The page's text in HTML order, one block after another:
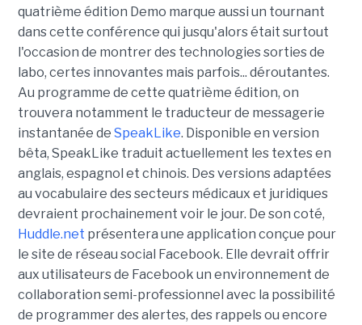
quatrième édition Demo marque aussi un tournant
dans cette conférence qui jusqu'alors était surtout
l'occasion de montrer des technologies sorties de
labo, certes innovantes mais parfois... déroutantes.
Au programme de cette quatrième édition, on
trouvera notamment le traducteur de messagerie
instantanée de SpeakLike. Disponible en version
bêta, SpeakLike traduit actuellement les textes en
anglais, espagnol et chinois. Des versions adaptées
au vocabulaire des secteurs médicaux et juridiques
devraient prochainement voir le jour. De son coté,
Huddle.net présentera une application conçue pour
le site de réseau social Facebook. Elle devrait offrir
aux utilisateurs de Facebook un environnement de
collaboration semi-professionnel avec la possibilité
de programmer des alertes, des rappels ou encore